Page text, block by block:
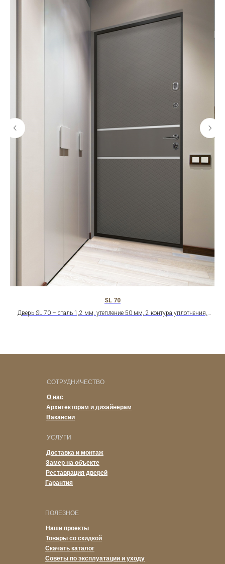
SL 70
Дверь SL 70 – сталь 1,2 мм, утепление 50 мм, 2 контура уплотнения,
Гарантия
Реставрация дверей
Замер на объекте
Доставка и монтаж
УСЛУГИ
Вакансии
Архитекторам и дизайнерам
О нас
СОТРУДНИЧЕСТВО
Советы по эксплуатации и уходу
Скачать каталог
Товары со скидкой
Наши проекты
ПОЛЕЗНОЕ